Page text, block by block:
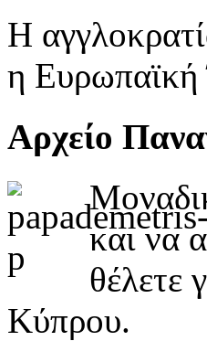
Η
η
Αρχείο
και να
θέλετε
Κύπρου.